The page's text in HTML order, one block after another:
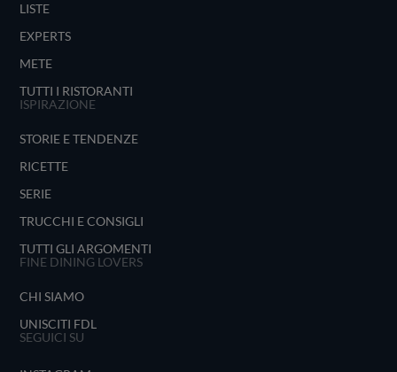
LISTE
EXPERTS
METE
TUTTI I RISTORANTI
ISPIRAZIONE
STORIE E TENDENZE
RICETTE
SERIE
TRUCCHI E CONSIGLI
TUTTI GLI ARGOMENTI
FINE DINING LOVERS
CHI SIAMO
UNISCITI FDL
SEGUICI SU